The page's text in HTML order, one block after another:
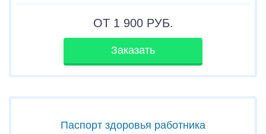
ОТ 1 900РУБ.
Заказать
Паспорт здоровья работника